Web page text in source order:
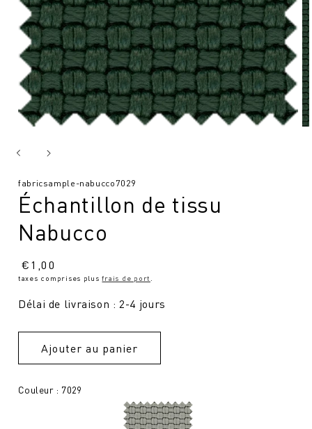
SKU
fabricsample-nabucco7029
Échantillon de tissu
Nabucco
Prix
normal
€1,00
taxes comprises plusfrais de port
Délai de livraison : 2-4 jours
Ajouter au panier
Couleur : 7029